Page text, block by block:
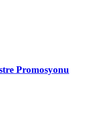
Promosyonu